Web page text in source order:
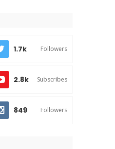
1.7k Followers
2.8k Subscribes
849 Followers